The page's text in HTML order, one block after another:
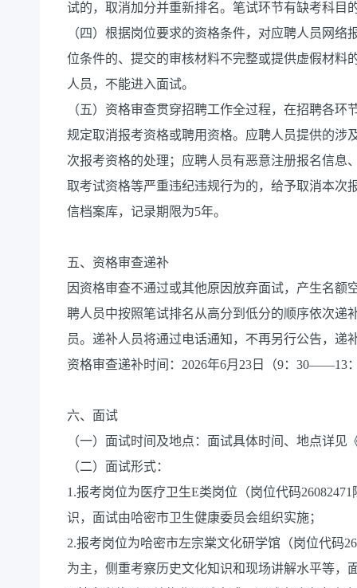
试的，取消加分并重新排名。笔试环节有缺考科目
（四）根据岗位要求的资格条件，对应聘人员网
位条件的、提交的审核材料不完整或提供虚假材料
人员，不能进入面试。
（五）资格审查贯穿招聘工作全过程，在招聘各
规定取消报考资格或聘用资格。应聘人员提供的涉
次报考资格的处理；应聘人员有恶意注册报名信息
取考试资格等严重违纪违规行为的，给予取消本次
信档案库，记录期限为5年。
五、资格审查递补
因资格审查不通过或其他原因放弃面试，产生名
聘人员中按照笔试排名从高分到低分的顺序依次递
员。递补人员将通过电话通知，不再另行公告，递
资格审查递补时间：2026年6月23日（9：30——13
六、面试
（一）面试时间及地点：面试具体时间、地点详见
（二）面试形式：
1.报考岗位为医疗卫生E类岗位（岗位代码
识，面试由哈密市卫生健康委员会组织实施；
2.报考岗位为哈密市左宗棠文化研学馆（岗位代码
为主，侧重考察历史文化知识和现场讲解水平等，